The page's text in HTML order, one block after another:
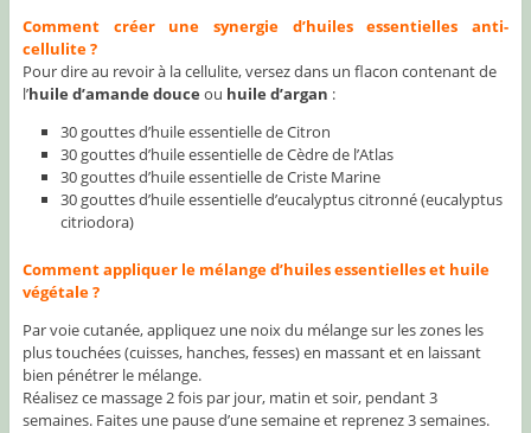
Comment créer une synergie d’huiles essentielles anti-
cellulite ?
Pour dire au revoir à la cellulite, versez dans un flacon contenant de
l’huile d’amande douce ou huile d’argan :
30 gouttes d’huile essentielle de Citron
30 gouttes d’huile essentielle de Cèdre de l’Atlas
30 gouttes d’huile essentielle de Criste Marine
30 gouttes d’huile essentielle d’eucalyptus citronné (eucalyptus
citriodora)
Comment appliquer le mélange d’huiles essentielles et huile
végétale ?
Par voie cutanée, appliquez une noix du mélange sur les zones les
plus touchées (cuisses, hanches, fesses) en massant et en laissant
bien pénétrer le mélange.
Réalisez ce massage 2 fois par jour, matin et soir, pendant 3
semaines. Faites une pause d’une semaine et reprenez 3 semaines.